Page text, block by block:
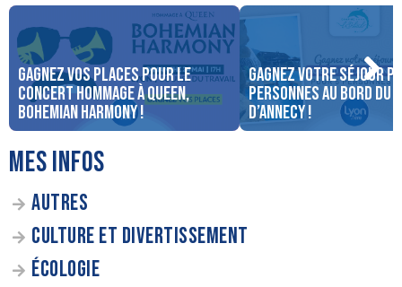
Gagnez vos places pour le
concert Hommage à Queen,
Bohemian Harmony !
Gagnez votre séjour
personnes au bord du
d’Annecy !
MES INFOS
AUTRES
CULTURE ET DIVERTISSEMENT
ÉCOLOGIE